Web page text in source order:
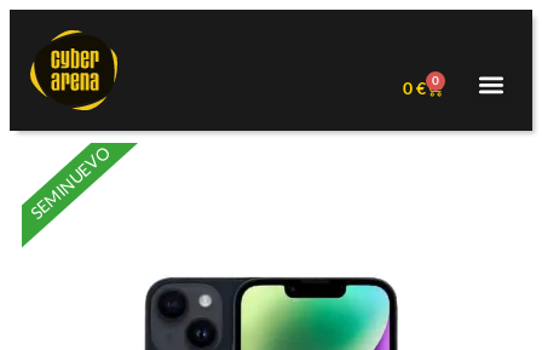
0€ 0
SEMINUEVO